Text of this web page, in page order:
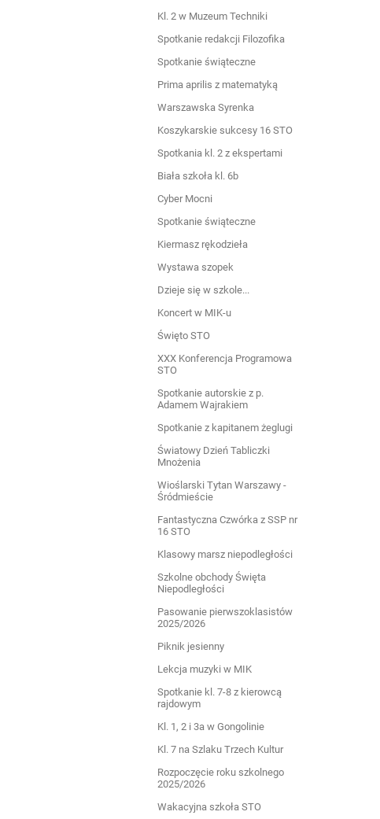
Kl. 2 w Muzeum Techniki
Spotkanie redakcji Filozofika
Spotkanie świąteczne
Prima aprilis z matematyką
Warszawska Syrenka
Koszykarskie sukcesy 16 STO
Spotkania kl. 2 z ekspertami
Biała szkoła kl. 6b
Cyber Mocni
Spotkanie świąteczne
Kiermasz rękodzieła
Wystawa szopek
Dzieje się w szkole...
Koncert w MIK-u
Święto STO
XXX Konferencja Programowa
STO
Spotkanie autorskie z p.
Adamem Wajrakiem
Spotkanie z kapitanem żeglugi
Światowy Dzień Tabliczki
Mnożenia
Wioślarski Tytan Warszawy -
Śródmieście
Fantastyczna Czwórka z SSP nr
16 STO
Klasowy marsz niepodległości
Szkolne obchody Święta
Niepodległości
Pasowanie pierwszoklasistów
2025/2026
Piknik jesienny
Lekcja muzyki w MIK
Spotkanie kl. 7-8 z kierowcą
rajdowym
Kl. 1, 2 i 3a w Gongolinie
Kl. 7 na Szlaku Trzech Kultur
Rozpoczęcie roku szkolnego
2025/2026
Wakacyjna szkoła STO